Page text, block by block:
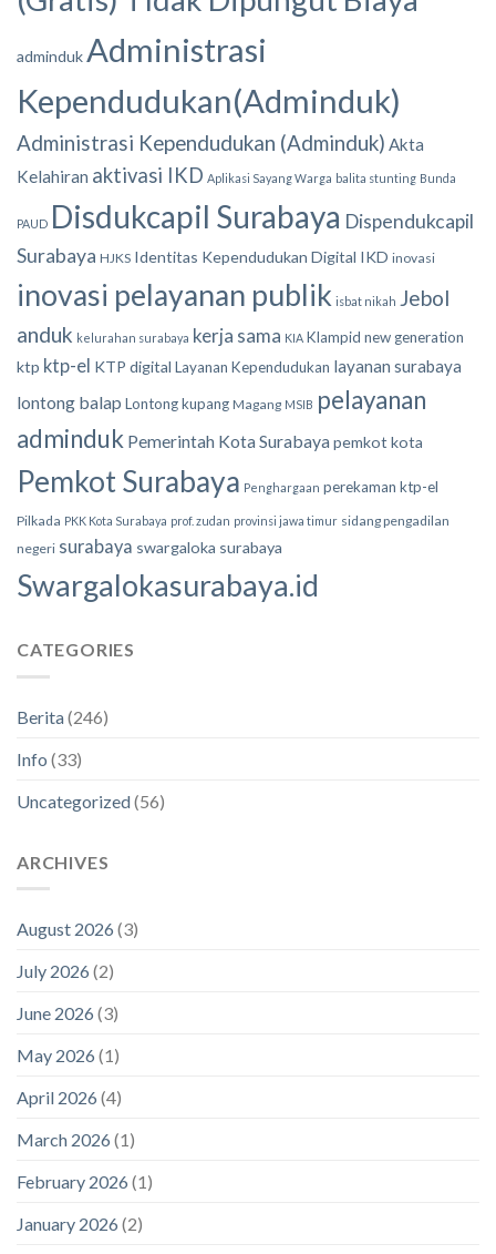
admindukAdministrasi
Kependudukan(Adminduk)
Administrasi Kependudukan (Adminduk) Akta
Kelahiran aktivasi IKD Aplikasi Sayang Warga balita stunting Bunda
PAUD Disdukcapil Surabaya Dispendukcapil
Surabaya HJKS Identitas Kependudukan Digital IKD inovasi
inovasi pelayanan publik isbat nikah Jebol
anduk kelurahan surabaya kerja sama KIA Klampid new generation
ktp ktp-el KTP digital Layanan Kependudukan layanan surabaya
lontong balap Lontong kupang Magang MSIB pelayanan
adminduk Pemerintah Kota Surabaya pemkot kota
Pemkot Surabaya Penghargaan perekaman ktp-el
Pilkada PKK Kota Surabaya prof. zudan provinsi jawa timur sidang pengadilan
negeri surabaya swargaloka surabaya
Swargalokasurabaya.id
CATEGORIES
Berita(246)
Info (33)
Uncategorized(56)
ARCHIVES
August 2026 (3)
July 2026 (2)
June 2026 (3)
May 2026 (1)
April 2026 (4)
March 2026 (1)
February 2026 (1)
January 2026 (2)